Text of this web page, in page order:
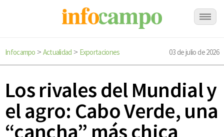
Infocampo > Actualidad > Exportaciones 03 de julio de 2026
Los rivales del Mundial y
el agro: Cabo Verde, una
“cancha” más chica